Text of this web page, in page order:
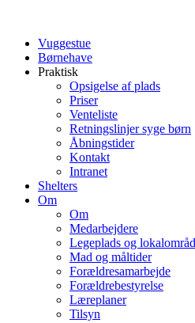
Vuggestue
Børnehave
Praktisk
Opsigelse af plads
Priser
Venteliste
Retningslinjer syge børn
Åbningstider
Kontakt
Intranet
Shelters
Om
Om
Medarbejdere
Legeplads og
Mad og måltider
Forældresamarbejde
Forældrebestyrelse
Læreplaner
Tilsyn